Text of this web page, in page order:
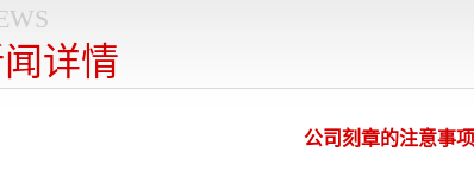
详情
公司刻章‍的注意事项